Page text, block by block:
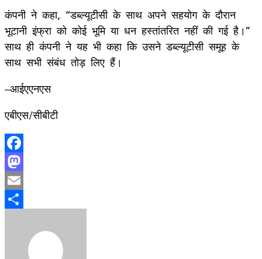
कंपनी ने कहा, “डब्‍ल्‍यूटीसी के साथ अपने सहयोग के दौरान
भूटानी इंफ्रा को कोई भूमि या धन हस्तांतरित नहीं की गई है।”
साथ ही कंपनी ने यह भी कहा कि उसने डब्‍ल्‍यूटीसी समूह के
साथ सभी संबंध तोड़ लिए हैं।
–आईएएनएस
एबीएस/सीबीटी
Facebook
Mastodon
Email